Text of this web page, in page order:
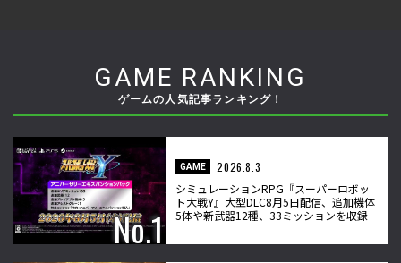
GAME RANKING
ゲームの人気記事ランキング！
GAME
2026.8.3
シミュレーションRPG『スーパーロボッ
ト大戦Y』大型DLC8月5日配信、追加機体
5体や新武器12種、33ミッションを収録